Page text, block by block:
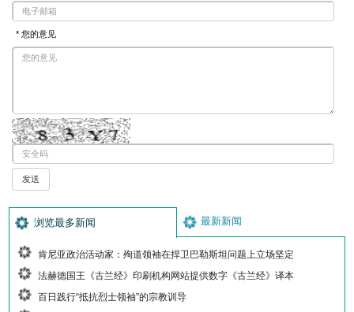
* 您的意见
浏览最多新闻 最新新闻
肯尼亚政治活动家：殉道领袖在捍卫巴勒斯坦问题上立场坚定
法赫德国王《古兰经》印刷机构网站提供数字《古兰经》译本
百日践行“抵抗烈士领袖”的宗教训导